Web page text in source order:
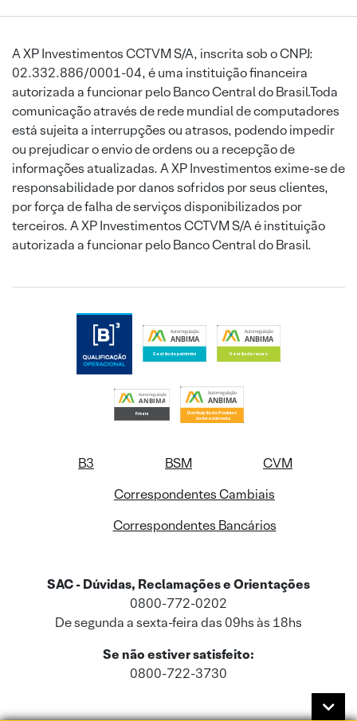
A XP Investimentos CCTVM S/A, inscrita sob o CNPJ:
02.332.886/0001-04, é uma instituição financeira
autorizada a funcionar pelo Banco Central do Brasil.Toda
comunicação através de rede mundial de computadores
está sujeita a interrupções ou atrasos, podendo impedir
ou prejudicar o envio de ordens ou a recepção de
informações atualizadas. A XP Investimentos exime-se de
responsabilidade por danos sofridos por seus clientes,
por força de falha de serviços disponibilizados por
terceiros. A XP Investimentos CCTVM S/A é instituição
autorizada a funcionar pelo Banco Central do Brasil.
B3 BSM
CVM
Correspondentes Cambiais
Correspondentes Bancários
SAC - Dúvidas, Reclamações e Orientações
0800-772-0202
De segunda a sexta-feira das 09hs às 18hs
Se não estiver satisfeito:
0800-722-3730